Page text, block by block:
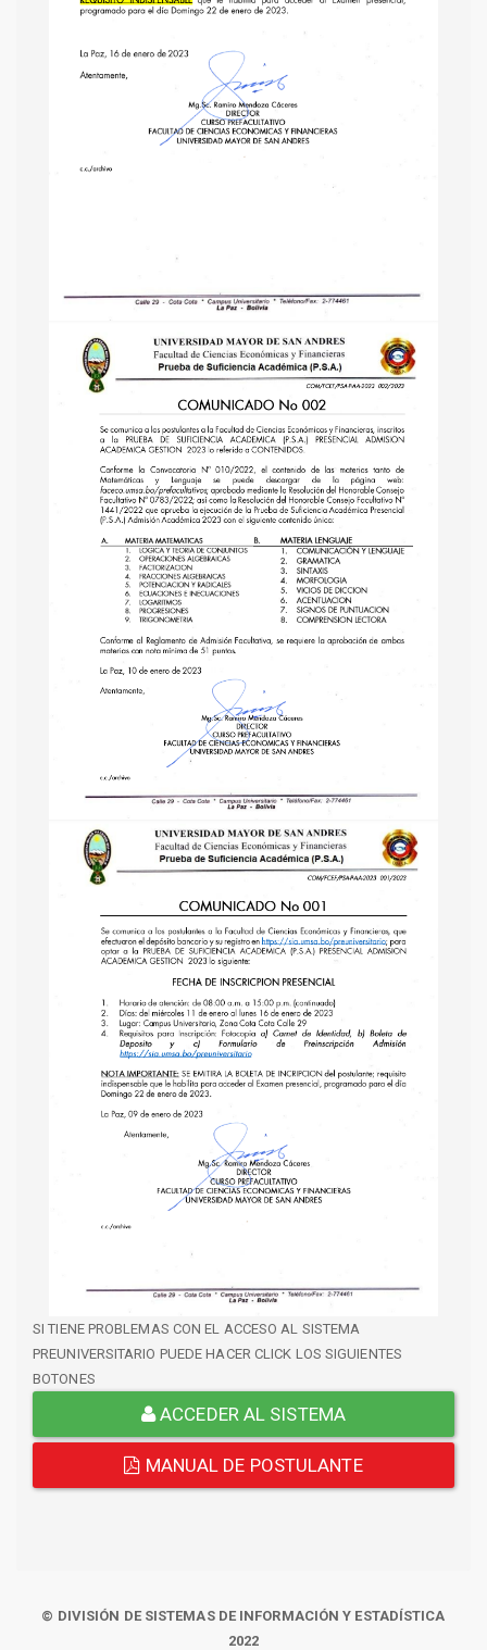
SI TIENE PROBLEMAS CON EL ACCESO AL SISTEMA
PREUNIVERSITARIO PUEDE HACER CLICK LOS SIGUIENTES
BOTONES
ACCEDER AL SISTEMA
MANUAL DE POSTULANTE
© DIVISIÓN DE SISTEMAS DE INFORMACIÓN Y ESTADÍSTICA
2022